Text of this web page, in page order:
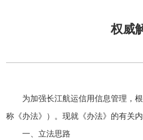
权威
为加强长江航运信用信息管理，
称《办法》）。现就《办法》的有关内
一、立法思路